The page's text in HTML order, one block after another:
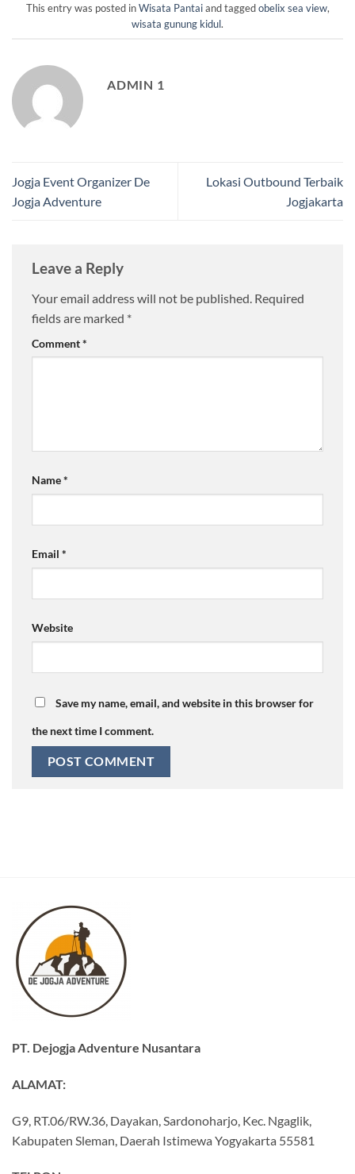
This entry was posted inWisata Pantaiand taggedobelix sea view,
wisata gunung kidul.
ADMIN 1
Jogja Event Organizer De
Jogja Adventure
Lokasi Outbound Terbaik
Jogjakarta
Leave a Reply
Your email address will not be published. Required
fields are marked *
Comment*
Name*
Email *
Website
Save my name, email, and website in this browser for
the next time I comment.
PT. Dejogja Adventure Nusantara
ALAMAT:
G9, RT.06/RW.36, Dayakan, Sardonoharjo, Kec. Ngaglik,
Kabupaten Sleman, Daerah Istimewa Yogyakarta 55581